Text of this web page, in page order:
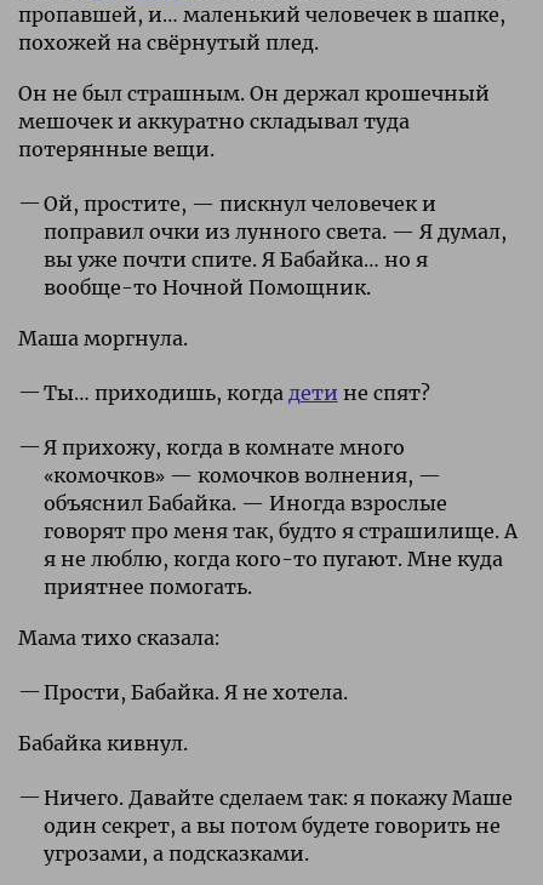
пропавшей, и… маленький человечек в шапке,
похожей на свёрнутый плед.
Он не был страшным. Он держал крошечный
мешочек и аккуратно складывал туда
потерянные вещи.
Ой, простите, — пискнул человечек и
поправил очки из лунного света. — Я думал,
вы уже почти спите. Я Бабайка… но я
вообще-то Ночной Помощник.
Маша моргнула.
Ты… приходишь, когда дети не спят?
Я прихожу, когда в комнате много
«комочков» — комочков волнения, —
объяснил Бабайка. — Иногда взрослые
говорят про меня так, будто я страшилище. А
я не люблю, когда кого-то пугают. Мне куда
приятнее помогать.
Мама тихо сказала:
Прости, Бабайка. Я не хотела.
Бабайка кивнул.
Ничего. Давайте сделаем так: я покажу Маше
один секрет, а вы потом будете говорить не
угрозами, а подсказками.